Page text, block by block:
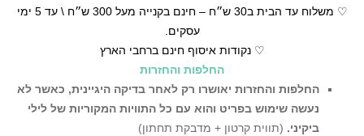
♡ משלוח עד הבית ב30 ש״ח – חינם בקנייה מעל 300 ש״ח \ עד 5 ימי
עסקים.
♡ נקודות איסוף חינם ברחבי הארץ
החלפות והחזרות
החלפות והחזרות יאושרו רק לאחר בדיקה היגיינית, כאשר לא
נעשה שימוש בפריט והוא עם כל התוויות המקוריות של לילי
ביקיני. (תווית קרטון + מדבקת תחתון)